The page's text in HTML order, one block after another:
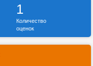
1
Количество
оценок